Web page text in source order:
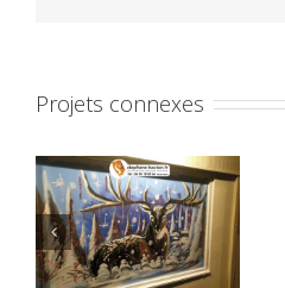
Projets connexes